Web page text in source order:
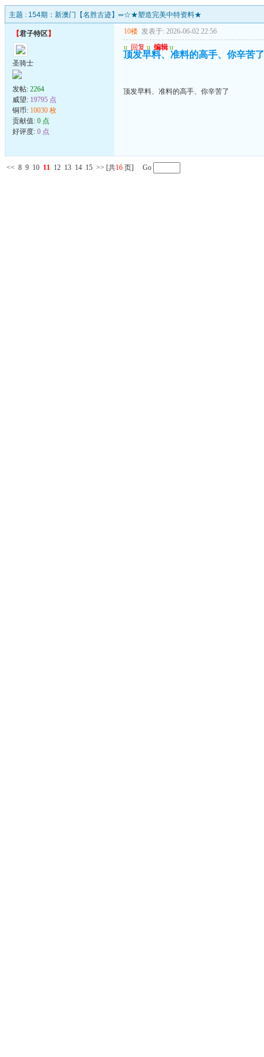
主题 : 154期：新澳门【名胜古迹】═☆★塑造完美中特资料★
【君子特区】
圣骑士
发帖: 2264
威望: 19795 点
铜币: 10030 枚
贡献值: 0 点
好评度: 0 点
10楼 发表于: 2026-06-02 22:56
u 回复 u 编辑 u
顶发早料、准料的高手、你辛苦了
顶发早料、准料的高手、你辛苦了
<< 8 9 10 11 12 13 14 15 >> [共16 页] Go